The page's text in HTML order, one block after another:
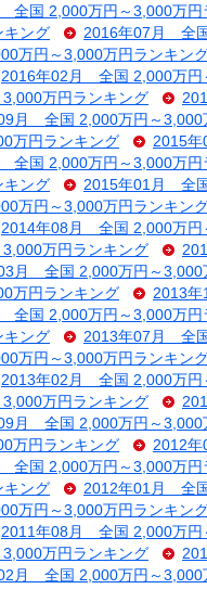
全国 2,000万円～3,000万円
ング
2016年07月 全
万円～3,000万円ランキン
2016年02月 全国 2,000万円
万円ランキング
月 全国 2,000万円～3,000
万円ランキング
2015
全国 2,000万円～3,000万円
ング
2015年01月 全
万円～3,000万円ランキン
2014年08月 全国 2,000万円
万円ランキング
月 全国 2,000万円～3,000
万円ランキング
2013
全国 2,000万円～3,000万円
ング
2013年07月 全
万円～3,000万円ランキン
2013年02月 全国 2,000万円
万円ランキング
月 全国 2,000万円～3,000
万円ランキング
2012
全国 2,000万円～3,000万円
ング
2012年01月 全
万円～3,000万円ランキン
2011年08月 全国 2,000万円
万円ランキング
月 全国 2,000万円～3,000